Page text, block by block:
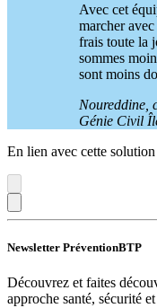
Avec cet
marcher
frais toute la
sommes
sont moins
Noureddine,
Génie Civil
En lien avec cette solution
Newsletter PréventionBTP
Découvrez et faites
approche santé, sécurité